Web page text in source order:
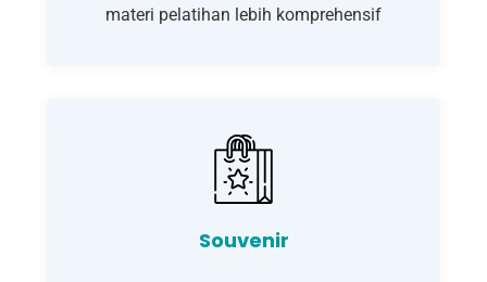
materi pelatihan lebih komprehensif
Souvenir